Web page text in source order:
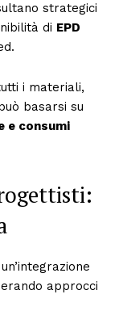
strategici
di EPD
i materiali,
basarsi su
e consumi
un’integrazione
approcci